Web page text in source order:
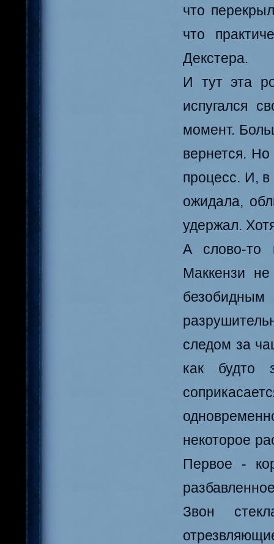
что
что
Декстера.
И тут эта
испугался
момент.
вернется.
процесс. И, в
ожидала,
удержал.
А слово-то
Маккензи
следом за
как будто
некоторое
Первое -
Звон